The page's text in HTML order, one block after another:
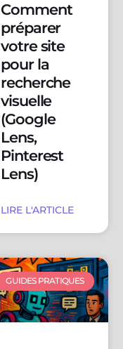
Comment
préparer
votre site
pour la
recherche
visuelle
(Google
Lens,
Pinterest
Lens)
LIRE L'ARTICLE
GUIDES PRATIQUES